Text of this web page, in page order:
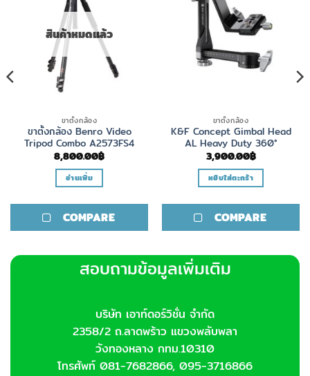
สินค้าหมดแล้ว
ขาตั้งกล้อง
ขาตั้งกล้อง Benro Video
Tripod Combo A2573FS4
8,800.00฿
อ่านเพิ่ม
COMPARE
ขาตั้งกล้อง
K&F Concept Gimbal Head
AL Heavy Duty 360°
3,900.00฿
หยิบใส่ตะกร้า
COMPARE
สอบถามข้อมูลเพิ่มเติม
บริษัท เอาท์ดอร์วิชั่น จำกัด
2358/2 ถ.ลาดพร้าว แขวงพลับพลา
วังทองหลาง กทม.10310
โทรศัพท์ 081-7682866, 095-3716866